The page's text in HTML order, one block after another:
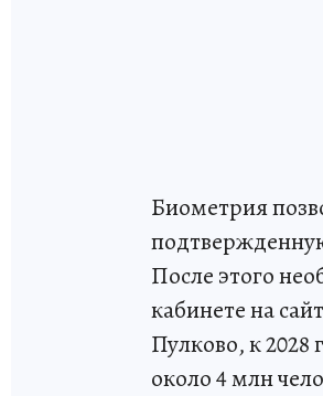
Биометрия
После этого
кабинете на
Пулково, к 2028
около 4 млн